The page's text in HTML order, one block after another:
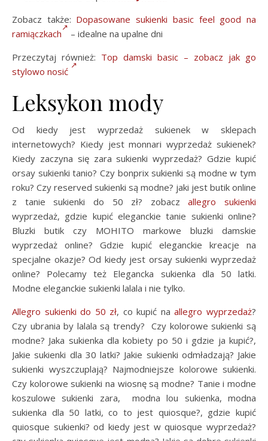
Zobacz także: Dopasowane sukienki basic feel good na
ramiączkach
– idealne na upalne dni
Przeczytaj również: Top damski basic – zobacz jak go
stylowo nosić
Leksykon mody
Od kiedy jest wyprzedaż sukienek w sklepach
internetowych? Kiedy jest monnari wyprzedaż sukienek?
Kiedy zaczyna się zara sukienki wyprzedaż? Gdzie kupić
orsay sukienki tanio? Czy bonprix sukienki są modne w tym
roku? Czy reserved sukienki są modne? jaki jest butik online
z tanie sukienki do 50 zł? zobaczallegro sukienki
wyprzedaż, gdzie kupić eleganckie tanie sukienki online?
Bluzki butik czy MOHITO markowe bluzki damskie
wyprzedaż online? Gdzie kupić eleganckie kreacje na
specjalne okazje? Od kiedy jest orsay sukienki wyprzedaż
online? Polecamy też Elegancka sukienka dla 50 latki.
Modne eleganckie sukienki lalala i nie tylko.
Allegro sukienki do 50 zł, co kupić naallegro wyprzedaż?
Czy ubrania by lalala są trendy? Czy kolorowe sukienki są
modne? Jaka sukienka dla kobiety po 50 i gdzie ja kupić?,
Jakie sukienki dla 30 latki? Jakie sukienki odmładzają? Jakie
sukienki wyszczuplają? Najmodniejsze kolorowe sukienki.
Czy kolorowe sukienki na wiosnę są modne? Tanie i modne
koszulowe sukienki zara, modna lou sukienka, modna
sukienka dla 50 latki, co to jest quiosque?, gdzie kupić
quiosque sukienki? od kiedy jest w quiosque wyprzedaż?